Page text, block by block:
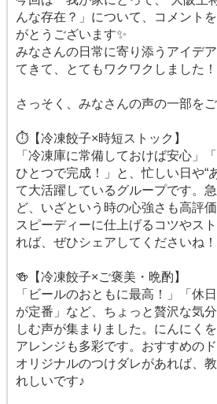
んな存在？」について、コメント
がとうございます✨
みなさんの日常に寄り添うアイデ
てきて、とてもワクワクしました！
さっそく、みなさんの声の一部をご
⏱️【冷凍餃子×時短ストック】
「冷凍庫に常備しておけば安心」
ひとつで完成！」と、忙しい日や“
て大活躍しているグループです。
ど、いざという時の心強さも高評
スピーディーに仕上げるコツやス
れば、ぜひシェアしてくださいね！
🍻【冷凍餃子×ご褒美・晩酌】
「ビールのおともに最高！」「休
が定番」など、ちょっと贅沢な気
しむ声が集まりました。にんにく
アレンジも多彩です。おすすめの
オリジナルのつけダレがあれば、
れしいです♪